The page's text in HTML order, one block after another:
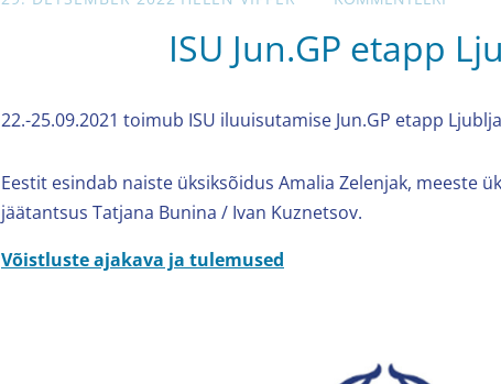
ISU Jun.GP etapp
22.-25.09.2021 toimub ISU iluuisutamise Jun.GP etapp
Eestit esindab naiste üksiksõidus Amalia Zelenjak, meeste
jäätantsus Tatjana Bunina / Ivan Kuznetsov.
Võistluste ajakava ja tulemused